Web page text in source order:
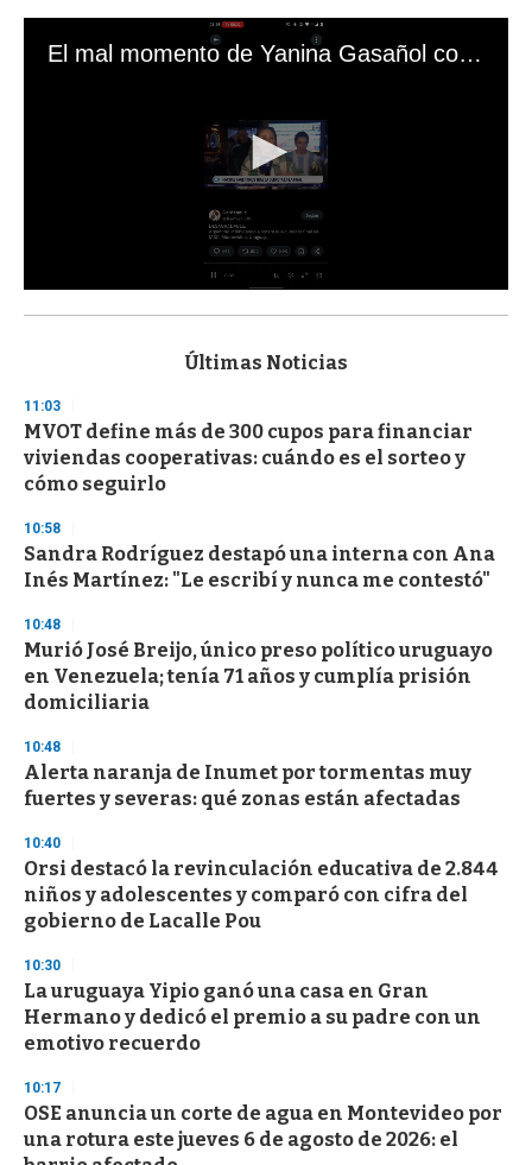
El mal momento de Yanina Gasañol con un hincha argentino en "Subrayado"
s
d
s
o
f
3
s
e
c
o
d
s
Últimas Noticias
11:03
MVOT define más de 300 cupos para financiar
viviendas cooperativas: cuándo es el sorteo y
cómo seguirlo
10:58
Sandra Rodríguez destapó una interna con Ana
Inés Martínez: "Le escribí y nunca me contestó"
10:48
Murió José Breijo, único preso político uruguayo
en Venezuela; tenía 71 años y cumplía prisión
domiciliaria
10:48
Alerta naranja de Inumet por tormentas muy
fuertes y severas: qué zonas están afectadas
10:40
Orsi destacó la revinculación educativa de 2.844
niños y adolescentes y comparó con cifra del
gobierno de Lacalle Pou
10:30
La uruguaya Yipio ganó una casa en Gran
Hermano y dedicó el premio a su padre con un
emotivo recuerdo
10:17
OSE anuncia un corte de agua en Montevideo por
una rotura este jueves 6 de agosto de 2026: el